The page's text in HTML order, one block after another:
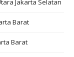
Jakarta Selatan
Barat
Barat